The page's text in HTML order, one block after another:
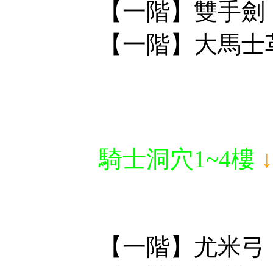
【一階】雙手劍
【一階】大馬
騎士洞穴1~4樓
【一階】尤米弓